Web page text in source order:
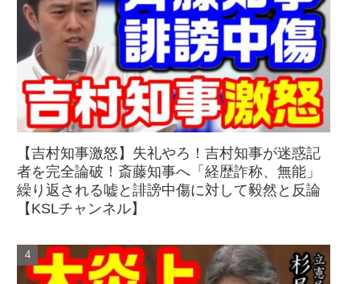
【吉村知事激怒】失礼やろ！吉村知事が迷惑記
者を完全論破！斎藤知事へ「経歴詐称、無能」
繰り返される嘘と誹謗中傷に対して毅然と反論
【KSLチャンネル】